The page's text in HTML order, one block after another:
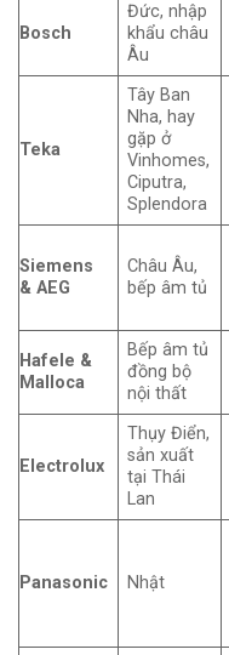
Bosch
Đức, nhập
khẩu châu
Âu
Teka
Tây Ban
Nha, hay
gặp ở
Vinhomes,
Ciputra,
Splendora
Siemens
& AEG
Châu Âu,
bếp âm tủ
Hafele &
Malloca
Bếp âm tủ
đồng bộ
nội thất
Electrolux
Thụy Điển,
sản xuất
tại Thái
Lan
Panasonic Nhật